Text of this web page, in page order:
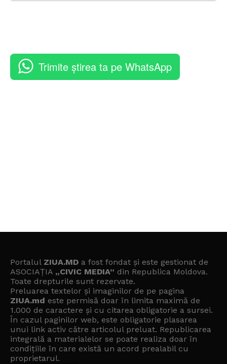
Trimite știrea ta pe WhatsApp
Portalul ZIUA.MD a fost fondat și este gestionat de
ASOCIAȚIA „CIVIC MEDIA” din Republica Moldova.
Toate drepturile sunt rezervate.
Preluarea textelor și imaginilor de pe pagina
ZIUA.md este permisă doar în limita maximă de
1.000 de caractere și cu citarea obligatorie a sursei.
În cazul paginilor web, este obligatorie plasarea
unui link activ către articolul preluat. Republicarea
integrală a materialelor se poate realiza doar în
condițiile în care există un acord prealabil cu
proprietarul.